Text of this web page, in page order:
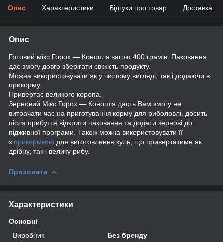
Опис Характеристики Відгуки про товар Доставка
Опис
Готовий мікс Горох — Конопля вагою 400 грамів. Паковання
дає змогу довго зберігати свіжість продукту.
Можна використовувати як у чистому вигляді, так і додаючи в
прикорму.
Привертає великого коропа.
Зерновий Мікс Горох — Конопля дасть Вам змогу не
витрачати час на приготування корму для риболовлі, досить
після прибуття відкрити паковання та додати зернові до
підживної програми. Також можна використовувати її
з прикормкою для виготовлення куль, що привертатиме як
дрібну, так і велику рибу.
Приховати
Характеристики
Основні
Виробник
Без бренду